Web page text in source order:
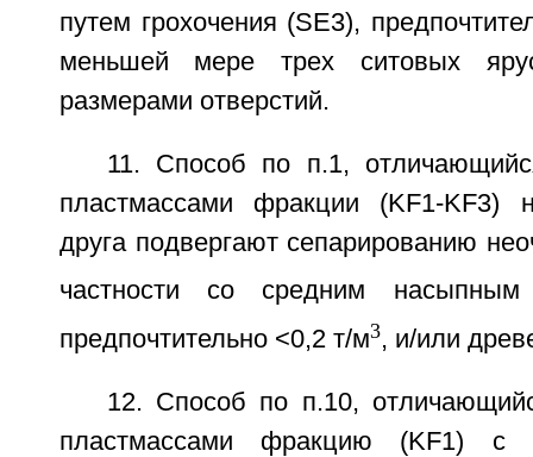
путем грохочения (SE3),
меньшей мере трех ситовых
размерами отверстий.
11. Способ по п.1,
пластмассами фракции (KF1-KF3)
друга подвергают сепарированию
частности со средним
предпочтительно <0,2 т/м3, и/или
12. Способ по п.10,
пластмассами фракцию (KF1) с